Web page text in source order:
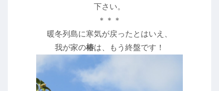
下さい。
＊＊＊
暖冬列島に寒気が戻ったとはいえ、
我が家の椿は、もう終盤です！